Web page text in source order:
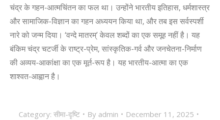
चंद्र के गहन-आत्मचिंतन का फल था। उन्होंने भारतीय इतिहास, धर्मशास्त्र
और सामाजिक-विज्ञान का गहन अध्ययन किया था, और तब इस सर्वस्पर्शी
नारे को जन्म दिया। ‘वन्दे मातरम्’केवल शब्दों का एक समूह नहीं है। यह
बंकिम चंद्र चटर्जी के राष्ट्र-प्रेम, सांस्कृतिक-गर्व और जनचेतना-निर्माण
की अव्यय-आकांक्षा का एक मूर्त-रूप है। यह भारतीय-आत्मा का एक
शाश्वत-आह्वान है।
Category: सीमा-दृष्टि By admin
December 11, 2025